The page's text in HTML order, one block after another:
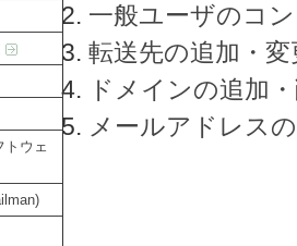
トウェ
一般ユーザのコ
転送先の追加・
ドメインの追加
メールアドレス